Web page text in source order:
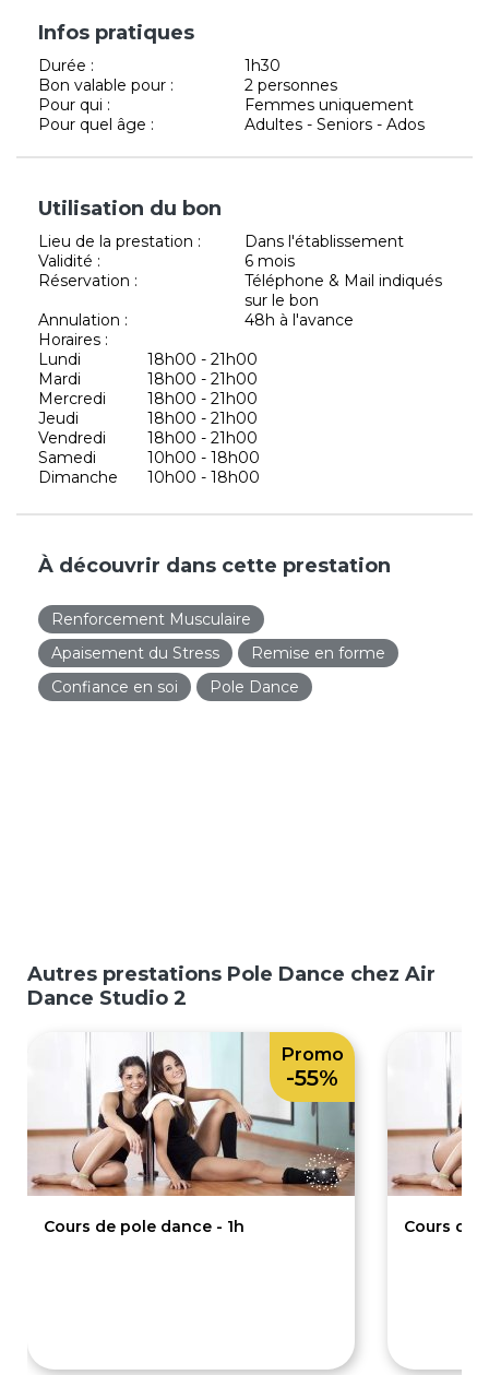
Infos pratiques
Durée :
1h30
Bon valable pour :
2 personnes
Pour qui :
Femmes uniquement
Pour quel âge :
Adultes - Seniors - Ados
Utilisation du bon
Lieu de la prestation :
Dans l'établissement
Validité :
6 mois
Réservation :
Téléphone & Mail indiqués
sur le bon
Annulation :
48h à l'avance
Horaires :
Lundi
18h00 - 21h00
Mardi
18h00 - 21h00
Mercredi
18h00 - 21h00
Jeudi
18h00 - 21h00
Vendredi
18h00 - 21h00
Samedi
10h00 - 18h00
Dimanche
10h00 - 18h00
À découvrir dans cette prestation
Renforcement Musculaire
Apaisement du Stress
Remise en forme
Confiance en soi
Pole Dance
Autres prestations Pole Dance chez Air
Dance Studio 2
Cours de pole dance - 1h
Promo
-55%
Cours de